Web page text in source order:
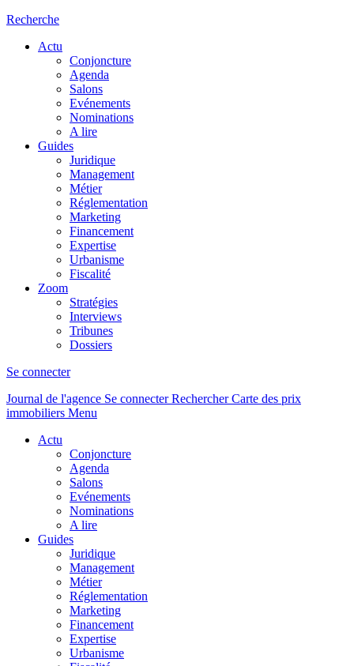
Recherche
Actu
Conjoncture
Agenda
Salons
Evénements
Nominations
A lire
Guides
Juridique
Management
Métier
Réglementation
Marketing
Financement
Expertise
Urbanisme
Fiscalité
Zoom
Stratégies
Interviews
Tribunes
Dossiers
Se connecter
Journal de l'agence Se connecterRechercher Carte des prix
immobiliers Menu
Actu
Conjoncture
Agenda
Salons
Evénements
Nominations
A lire
Guides
Juridique
Management
Métier
Réglementation
Marketing
Financement
Expertise
Urbanisme